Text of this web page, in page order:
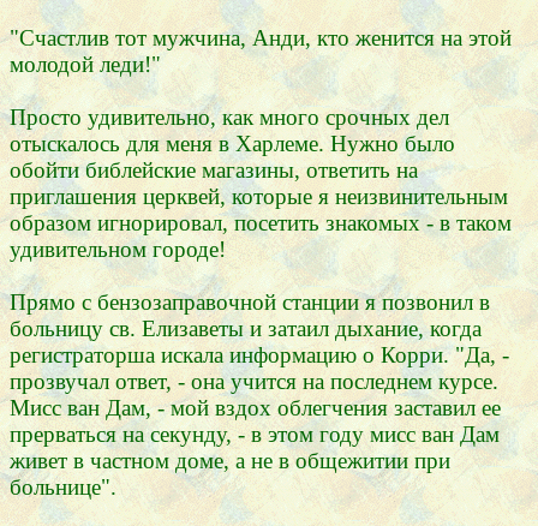
"Счастлив тот мужчина, Анди, кто женится на этой
молодой леди!"
Просто удивительно, как много срочных дел
отыскалось для меня в Харлеме. Нужно было
обойти библейские магазины, ответить на
приглашения церквей, которые я неизвинительным
образом игнорировал, посетить знакомых - в таком
удивительном городе!
Прямо с бензозаправочной станции я позвонил в
больницу св. Елизаветы и затаил дыхание, когда
регистраторша искала информацию о Корри. "Да, -
прозвучал ответ, - она учится на последнем курсе.
Мисс ван Дам, - мой вздох облегчения заставил ее
прерваться на секунду, - в этом году мисс ван Дам
живет в частном доме, а не в общежитии при
больнице".